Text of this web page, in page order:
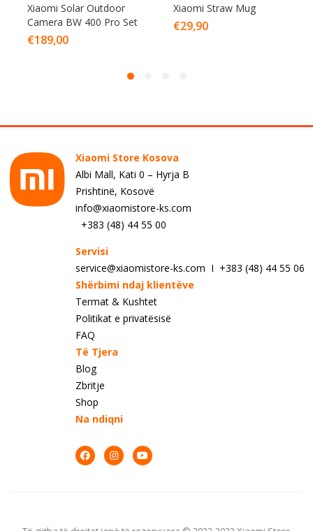
Xiaomi Solar Outdoor
Camera BW 400 Pro Set
€189,00
Xiaomi Straw Mug
€29,90
Xiaomi Store Kosova
Albi Mall, Kati 0 – Hyrja B
Prishtinë, Kosovë
info@xiaomistore-ks.com
+383 (48) 44 55 00
Servisi
service@xiaomistore-ks.com I +383 (48) 44 55 06
Shërbimi ndaj klientëve
Termat & Kushtet
Politikat e privatësisë
FAQ
Të Tjera
Blog
Zbritje
Shop
Na ndiqni